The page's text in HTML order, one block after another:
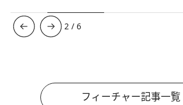
3 /6
フィーチャー記事一覧